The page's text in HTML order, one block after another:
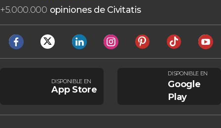
+5.000.000 opiniones de Civitatis
DISPONIBLE EN
App Store
DISPONIBLE EN
Google
Play